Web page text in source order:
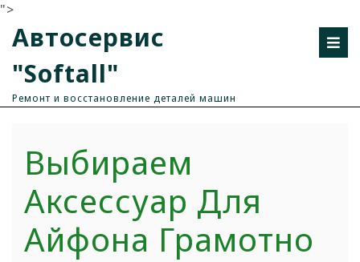
">
Автосервис
"Softall"
Ремонт и восстановление деталей машин
Выбираем
Аксессуар Для
Айфона Грамотно